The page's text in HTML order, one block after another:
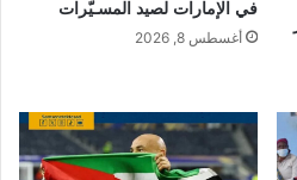
في الإمارات لصيد المسـيّرات
أغسطس 8, 2026